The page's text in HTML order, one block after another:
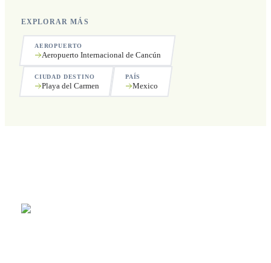
EXPLORAR MÁS
AEROPUERTO
Aeropuerto Internacional de Cancún
CIUDAD DESTINO
Playa del Carmen
PAÍS
Mexico